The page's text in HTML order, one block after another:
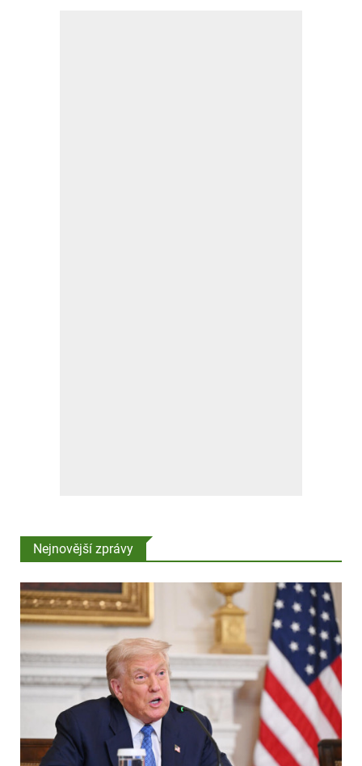
Nejnovější zprávy